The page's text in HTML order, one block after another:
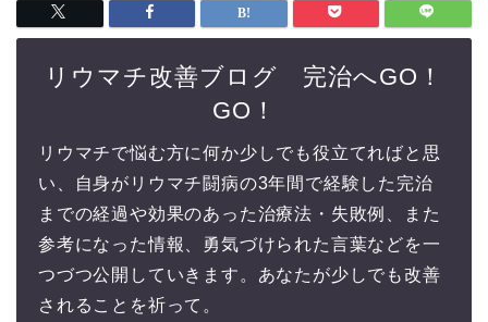
リウマチ改善ブログ 完治へGO！
GO！
リウマチで悩む方に何か少しでも役立てればと思
い、自身がリウマチ闘病の3年間で経験した完治
までの経過や効果のあった治療法・失敗例、また
参考になった情報、勇気づけられた言葉などを一
つづつ公開していきます。あなたが少しでも改善
されることを祈って。